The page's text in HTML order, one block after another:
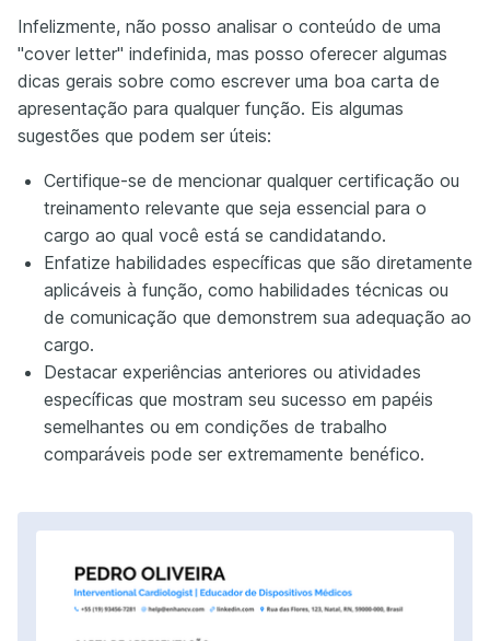
Infelizmente, não posso analisar o conteúdo de uma
"cover letter" indefinida, mas posso oferecer algumas
dicas gerais sobre como escrever uma boa carta de
apresentação para qualquer função. Eis algumas
sugestões que podem ser úteis:
Certifique-se de mencionar qualquer certificação ou
treinamento relevante que seja essencial para o
cargo ao qual você está se candidatando.
Enfatize habilidades específicas que são diretamente
aplicáveis à função, como habilidades técnicas ou
de comunicação que demonstrem sua adequação ao
cargo.
Destacar experiências anteriores ou atividades
específicas que mostram seu sucesso em papéis
semelhantes ou em condições de trabalho
comparáveis pode ser extremamente benéfico.